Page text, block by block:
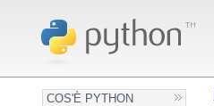
COS'È PYTHON